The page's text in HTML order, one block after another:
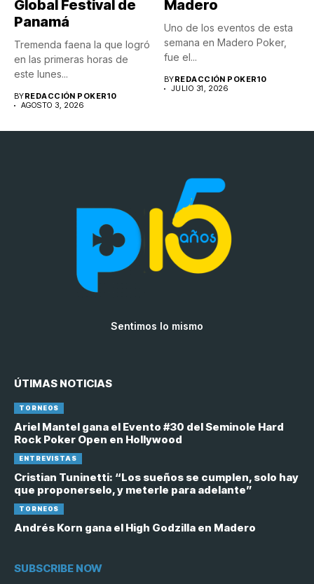
Global Festival de
Panamá
Tremenda faena la que logró
en las primeras horas de
este lunes...
BYREDACCIÓN POKER10
AGOSTO 3, 2026
Madero
Uno de los eventos de esta
semana en Madero Poker,
fue el...
BYREDACCIÓN POKER10
JULIO 31, 2026
Sentimos lo mismo
ÚTIMAS NOTICIAS
TORNEOS
Ariel Mantel gana el Evento #30 del Seminole Hard
Rock Poker Open en Hollywood
ENTREVISTAS
Cristian Tuninetti: “Los sueños se cumplen, solo hay
que proponerselo, y meterle para adelante”
TORNEOS
Andrés Korn gana el High Godzilla en Madero
SUBSCRIBE NOW